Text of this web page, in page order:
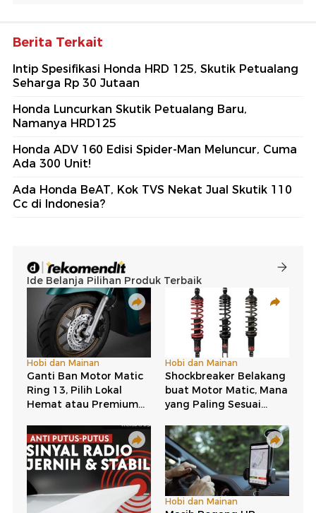
Berita Terkait
Intip Spesifikasi Honda HRD 125, Skutik Petualang
Seharga Rp 30 Jutaan
Honda Luncurkan Skutik Petualang Baru,
Namanya HRD125
Honda ADV 160 Edisi Spider-Man Meluncur, Cuma
Ada 300 Unit!
Ada Honda BeAT, Kok TVS Nekat Jual Skutik 110
Cc di Indonesia?